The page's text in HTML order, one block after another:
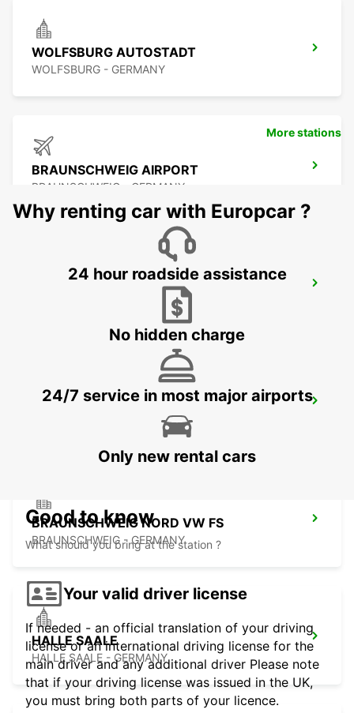
WOLFSBURG AUTOSTADT
WOLFSBURG - GERMANY
BRAUNSCHWEIG AIRPORT
BRAUNSCHWEIG - GERMANY
BRAUNSCHWEIG CITY
BRAUNSCHWEIG - GERMANY
BRAUNSCHWEIG MAIN STATION
BRAUNSCHWEIG - GERMANY
BRAUNSCHWEIG NORD VW FS
BRAUNSCHWEIG - GERMANY
HALLE SAALE
HALLE SAALE - GERMANY
More stations
Why renting car with Europcar ?
24 hour roadside assistance
No hidden charge
24/7 service in most major airports
Only new rental cars
Good to know
What should you bring at the station ?
Your valid driver license
If needed - an official translation of your driving
license or an international driving license for the
main driver and any additional driver Please note
that if your driving license was issued in the UK,
you must bring both parts of your licence.